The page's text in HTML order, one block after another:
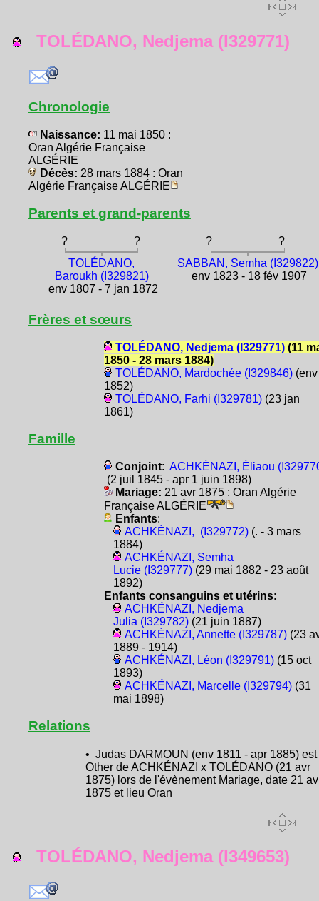
TOLÉDANO, Nedjema (I329771)
Chronologie
Naissance: 11 mai 1850 :
Oran Algérie Française
ALGÉRIE
Décès: 28 mars 1884 : Oran
Algérie Française ALGÉRIE
Parents et grand-parents
? ? ?
?
TOLÉDANO,
Baroukh (I329821)
env 1807 - 7 jan 1872
SABBAN, Semha (I329822)
env 1823 - 18 fév 1907
Frères et sœurs
TOLÉDANO, Nedjema (I329771)(11
1850 - 28 mars 1884)
TOLÉDANO, Mardochée (I329846)(env
1852)
TOLÉDANO, Farhi (I329781)(23 jan
1861)
Famille
Conjoint: ACHKÉNAZI, Éliaou
(2 juil 1845 - apr 1 juin 1898)
Mariage: 21 avr 1875 : Oran Algérie
Française ALGÉRIE
Enfants:
ACHKÉNAZI, (I329772)(. - 3 mars
1884)
ACHKÉNAZI, Semha
Lucie (I329777)(29 mai 1882 - 23 août
1892)
Enfants consanguins et utérins:
ACHKÉNAZI, Nedjema
Julia (I329782)(21 juin 1887)
ACHKÉNAZI, Annette (I329787)(23
1889 - 1914)
ACHKÉNAZI, Léon (I329791)(15 oct
1893)
ACHKÉNAZI, Marcelle (I329794)(31
mai 1898)
Relations
• Judas DARMOUN (env 1811 - apr 1885) est
Other de ACHKÉNAZI x TOLÉDANO (21 avr
1875) lors de l'évènement Mariage, date 21
1875 et lieu Oran
TOLÉDANO, Nedjema (I349653)